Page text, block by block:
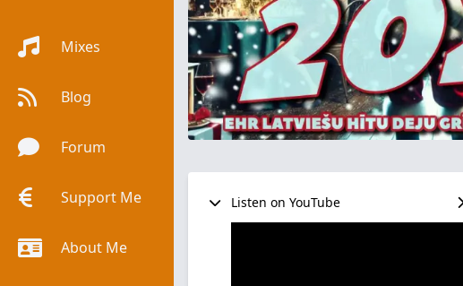
Mixes
Blog
Forum
Support Me
About Me
Listen on YouTube